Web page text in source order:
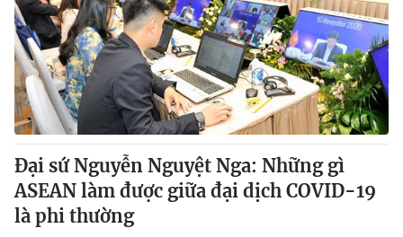
® Cấm sao chép dưới mọi hình thức nếu không có sự chấp
thuận bằng văn bản. Ghi rõ nguồn VTV.vn khi phát hành lại
thông tin từ website này.
Đại sứ Nguyễn Nguyệt Nga: Những gì
ASEAN làm được giữa đại dịch COVID-19
là phi thường